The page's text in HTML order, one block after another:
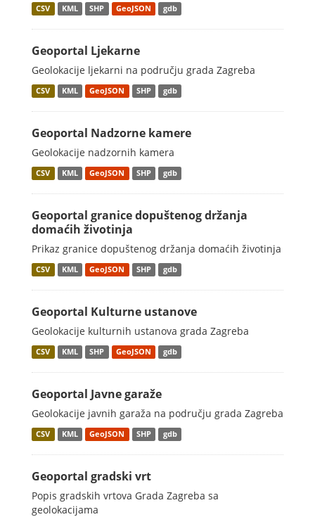
CSV KML SHP GeoJSON gdb
Geoportal Ljekarne
Geolokacije ljekarni na području grada Zagreba
CSV KML GeoJSON SHP gdb
Geoportal Nadzorne kamere
Geolokacije nadzornih kamera
CSV KML GeoJSON SHP gdb
Geoportal granice dopuštenog držanja
domaćih životinja
Prikaz granice dopuštenog držanja domaćih životinja
CSV KML GeoJSON SHP gdb
Geoportal Kulturne ustanove
Geolokacije kulturnih ustanova grada Zagreba
CSV KML SHP GeoJSON gdb
Geoportal Javne garaže
Geolokacije javnih garaža na području grada Zagreba
CSV KML GeoJSON SHP gdb
Geoportal gradski vrt
Popis gradskih vrtova Grada Zagreba sa
geolokacijama